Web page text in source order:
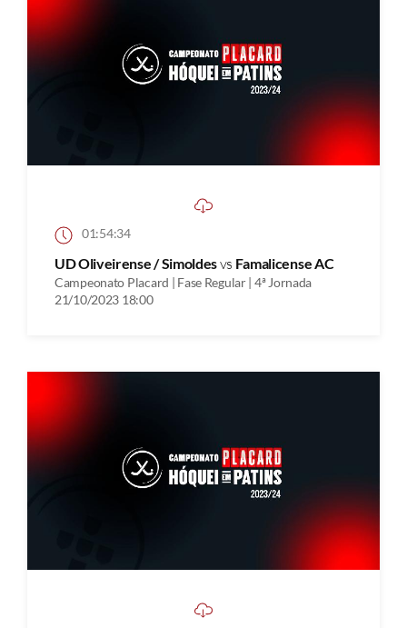
01:54:34
UD Oliveirense / Simoldesvs Famalicense AC
Campeonato Placard | Fase Regular | 4ª Jornada
21/10/2023 18:00